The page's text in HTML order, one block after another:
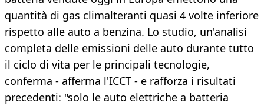
quantità di gas climalteranti quasi 4 volte inferiore
rispetto alle auto a benzina. Lo studio, un'analisi
completa delle emissioni delle auto durante tutto
il ciclo di vita per le principali tecnologie,
conferma - afferma l'ICCT - e rafforza i risultati
precedenti: "solo le auto elettriche a batteria